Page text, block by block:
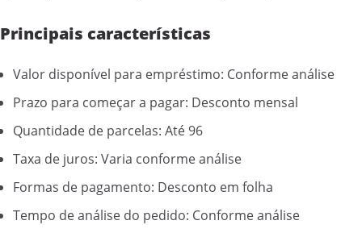
Principais características
Valor disponível para empréstimo: Conforme análise
Prazo para começar a pagar: Desconto mensal
Quantidade de parcelas: Até 96
Taxa de juros: Varia conforme análise
Formas de pagamento: Desconto em folha
Tempo de análise do pedido: Conforme análise